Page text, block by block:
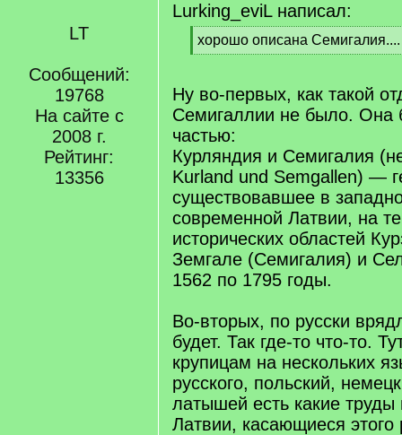
LT
Сообщений:
19768
На сайте с
2008 г.
Рейтинг:
13356
Lurking_eviL написал:
[
q
хорошо описана Семигалия....
[
q
]
Ну во-первых, как такой
Семигаллии не было. Она
частью:
Курляндия и Семигалия
Kurland und Semgallen) —
существовавшее в
современной Латвии, на
исторических областей
Земгале (Семигалия) и
1562 по 1795 годы.
Во-вторых, по русски
будет. Так где-то что-то.
крупицам на нескольких
русского, польский,
латышей есть какие труды
Латвии, касающиеся этого